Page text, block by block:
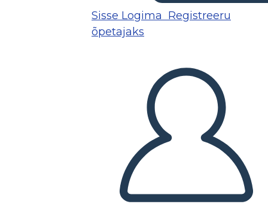
Sisse Logima Registreeru
õpetajaks